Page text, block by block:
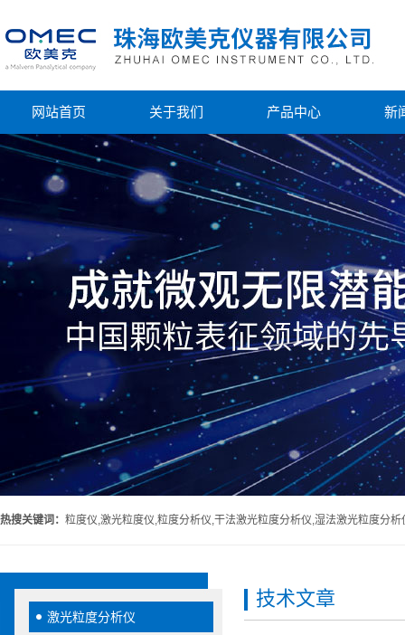
网站首页 关于我们 产品中心 新
热搜关键词： 粒度仪,激光粒度仪,粒度分析仪,干法激光粒度分析仪,湿法激光粒度分析
激光粒度分析仪
技术文章